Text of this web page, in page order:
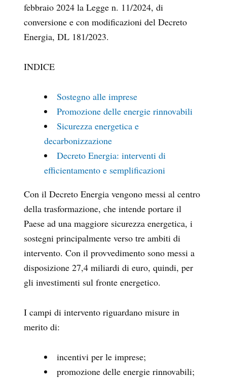
febbraio 2024 la Legge n. 11/2024, di
conversione e con modificazioni del Decreto
Energia, DL 181/2023.
INDICE
Sostegno alle imprese
Promozione delle energie rinnovabili
Sicurezza energetica e
decarbonizzazione
Decreto Energia: interventi di
efficientamento e semplificazioni
Con il Decreto Energia vengono messi al centro
della trasformazione, che intende portare il
Paese ad una maggiore sicurezza energetica, i
sostegni principalmente verso tre ambiti di
intervento. Con il provvedimento sono messi a
disposizione 27,4 miliardi di euro, quindi, per
gli investimenti sul fronte energetico.
I campi di intervento riguardano misure in
merito di:
incentivi per le imprese;
promozione delle energie rinnovabili;